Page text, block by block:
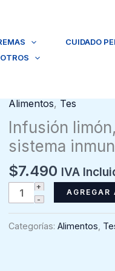
CUIDADO
Alimentos, Tes
Infusión
sistema
$7.490 IVA
Infusión
limón,
ginger,
Categorías: Alimentos